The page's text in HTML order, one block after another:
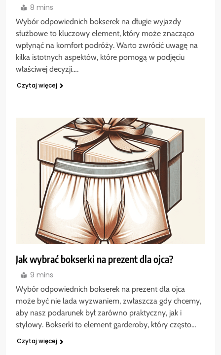
8 mins
Wybór odpowiednich bokserek na długie wyjazdy
służbowe to kluczowy element, który może znacząco
wpłynąć na komfort podróży. Warto zwrócić uwagę na
kilka istotnych aspektów, które pomogą w podjęciu
właściwej decyzji….
Czytaj więcej
Jak wybrać bokserki na prezent dla ojca?
9 mins
Wybór odpowiednich bokserek na prezent dla ojca
może być nie lada wyzwaniem, zwłaszcza gdy chcemy,
aby nasz podarunek był zarówno praktyczny, jak i
stylowy. Bokserki to element garderoby, który często…
Czytaj więcej